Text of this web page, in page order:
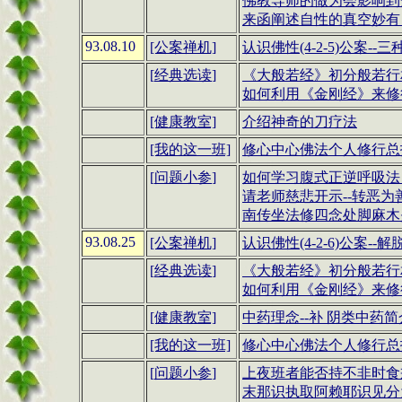
来函阐述自性的真空妙
93.08.10
[公案禅机]
认识佛性(4-2-5)公案--三
[经典选读] 《大般若经》 初分般若
如何利用
《金刚经》 来
[健康教室]
介绍神奇的刀疗法
[我的这一班]
修心中心佛法个人修行总
[问题小参]
如何学习腹式正逆呼吸
请老师慈悲开示--转恶为
南传坐法修四念处脚麻
93.08.25
[公案禅机]
认识佛性(4-2-6)公案--解
[经典选读] 《大般若经》 初分般若
如何利用
《金刚经》 来
[健康教室]
中药理念--补 阴类中药简
[我的这一班]
修心中心佛法个人修行总
[问题小参]
上夜班者能否持不非时
末那识执取阿赖耶识见